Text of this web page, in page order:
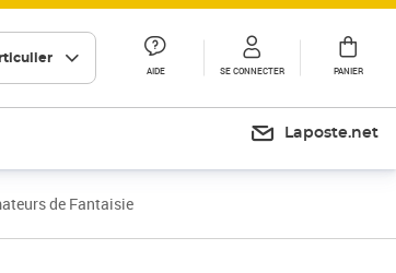
AIDE SE CONNECTER PANIER
Laposte.net
de Fantaisie